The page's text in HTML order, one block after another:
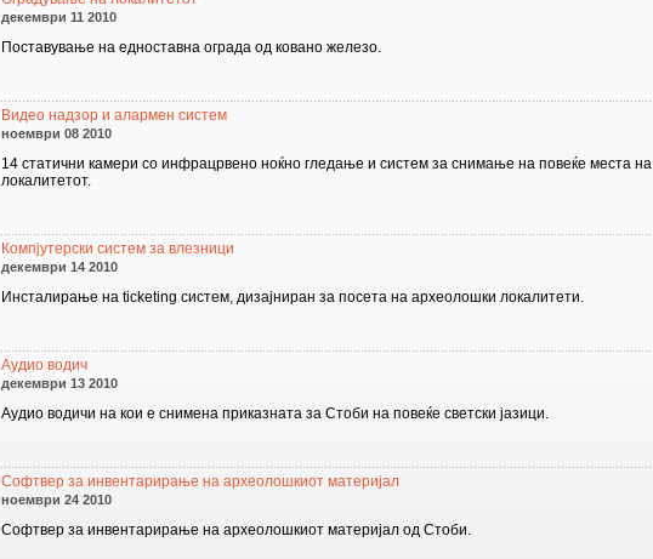
декември 11 2010
Поставување на едноставна ограда од ковано железо.
Видео надзор и алармен систем
ноември 08 2010
14 статични камери со инфрацрвено ноќно гледање и систем за снимање на повеќе места на
локалитетот.
Компјутерски систем за влезници
декември 14 2010
Инсталирање на ticketing систем, дизајниран за посета на археолошки локалитети.
Аудио водич
декември 13 2010
Аудио водичи на кои е снимена приказната за Стоби на повеќе светски јазици.
Софтвер за инвентарирање на археолошкиот материјал
ноември 24 2010
Софтвер за инвентарирање на археолошкиот материјал од Стоби.